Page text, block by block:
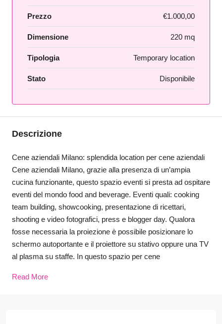
Prezzo €1.000,00
Dimensione 220 mq
Tipologia Temporary location
Stato Disponibile
Descrizione
Cene aziendali Milano: splendida location per cene aziendali
Cene aziendali Milano, grazie alla presenza di un’ampia
cucina funzionante, questo spazio eventi si presta ad ospitare
eventi del mondo food and beverage. Eventi quali: cooking
team building, showcooking, presentazione di ricettari,
shooting e video fotografici, press e blogger day. Qualora
fosse necessaria la proiezione è possibile posizionare lo
schermo autoportante e il proiettore su stativo oppure una TV
al plasma su staffe. In questo spazio per cene
Read More